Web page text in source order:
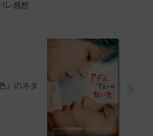
レ感想
』のネタ